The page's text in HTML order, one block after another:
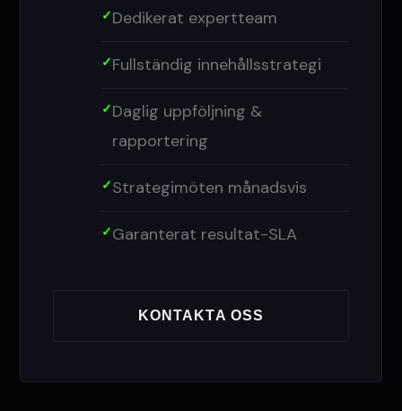
Dedikerat expertteam
Fullständig innehållsstrategi
Daglig uppföljning &
rapportering
Strategimöten månadsvis
Garanterat resultat-SLA
KONTAKTA OSS